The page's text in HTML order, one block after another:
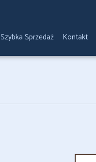
Szybka Sprzedaż Kontakt